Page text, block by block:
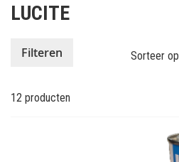
de
LUCITE
12 producten
Sorteer op
Filteren